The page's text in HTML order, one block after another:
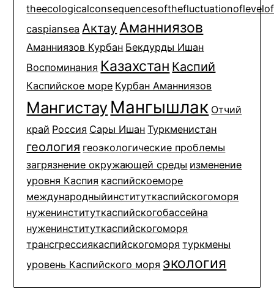
caspiansea АктауАманниязов
Аманниязов Курбан Бекдурды Ишан
Воспоминания Казахстан Каспий
Каспийское море Курбан Аманниязов
МангистауМангышлак Отчий
край Россия Сары Ишан Туркменистан
геология геоэкологические проблемы
загрязнение окружающей среды изменение
уровня Каспия каспийскоеморе
международныйинституткаспийскогоморя
нуженинституткаспийскогобассейна
нуженинституткаспийскогоморя
трансгрессиякаспийскогоморя туркмены
уровень Каспийского моря экология